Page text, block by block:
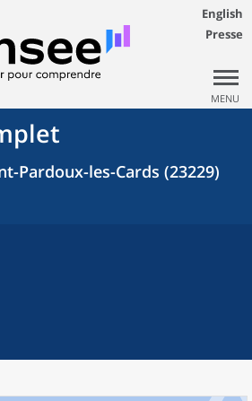
English
Presse
MENU
Pardoux-les-Cards (23229)